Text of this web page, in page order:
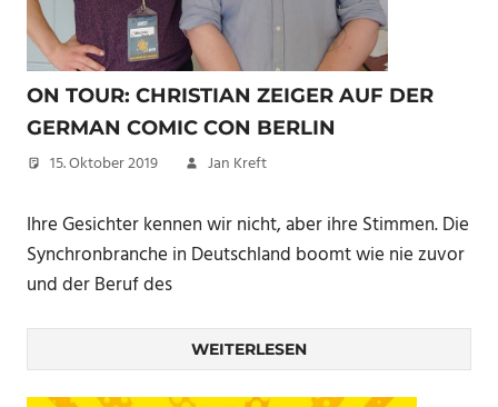
ON TOUR: CHRISTIAN ZEIGER AUF DER
GERMAN COMIC CON BERLIN
15. Oktober 2019 Jan Kreft
Ihre Gesichter kennen wir nicht, aber ihre Stimmen. Die
Synchronbranche in Deutschland boomt wie nie zuvor
und der Beruf des
WEITERLESEN